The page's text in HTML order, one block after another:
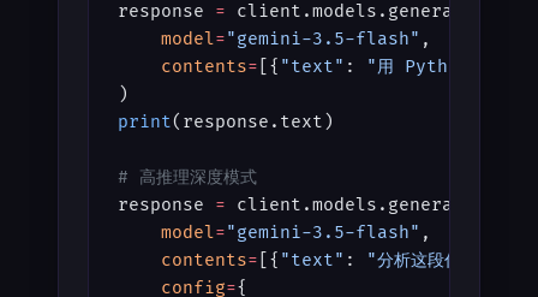
response =
    model
="gemini-3.5-flash" ,
    contents
= [{ "text" :
"用 Python 实现一
)
print(response.text)
# 高推理深度模式
response =
    model
="gemini-3.5-flash" ,
    contents
= [{ "text" :
"分析这段代码的性能
    config
={